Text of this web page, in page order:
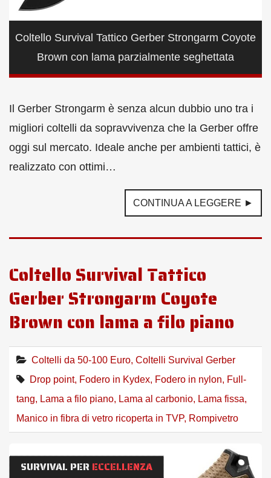
Coltello Survival Tattico Gerber Strongarm Coyote
Brown con lama parzialmente seghettata
Il Gerber Strongarm è senza alcun dubbio uno tra i
migliori coltelli da sopravvivenza che la Gerber offre
oggi sul mercato. Ideale anche per ambienti tattici, è
realizzato con ottimi…
CONTINUA A LEGGERE ►
Coltello Survival Tattico
Gerber Strongarm Coyote
Brown con lama a filo piano
Coltelli da 50-100 Euro, Coltelli Survival Gerber
Drop point, Fodero in Kydex, Fodero in nylon, Full-
tang, Lama a filo piano, Lama al carbonio, Lama fissa,
Manico in fibra di vetro ricoperta in TVP, Rompivetro
SURVIVAL PER ECCELLENZA